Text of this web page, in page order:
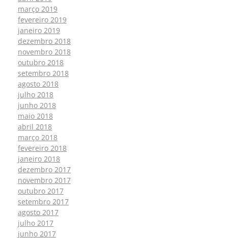
março 2019
fevereiro 2019
janeiro 2019
dezembro 2018
novembro 2018
outubro 2018
setembro 2018
agosto 2018
julho 2018
junho 2018
maio 2018
abril 2018
março 2018
fevereiro 2018
janeiro 2018
dezembro 2017
novembro 2017
outubro 2017
setembro 2017
agosto 2017
julho 2017
junho 2017